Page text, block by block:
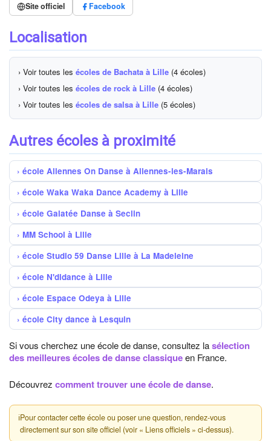
Site officiel Facebook
Localisation
› Voir toutes les écoles de Bachata à Lille (4 écoles)
› Voir toutes les écoles de rock à Lille (4 écoles)
› Voir toutes les écoles de salsa à Lille (5 écoles)
Autres écoles à proximité
école Allennes On Danse à Allennes-les-Marais
école Waka Waka Dance Academy à Lille
école Galatée Danse à Seclin
MM School à Lille
école Studio 59 Danse Lille à La Madeleine
école N'didance à Lille
école Espace Odeya à Lille
école City dance à Lesquin
Si vous cherchez une école de danse, consultez lasélection
des meilleures écoles de danse classiqueen France.
Découvrez comment trouver une école de danse.
ℹPour contacter cette école ou poser une question, rendez-vous
directement sur son site officiel (voir « Liens officiels » ci-dessus).